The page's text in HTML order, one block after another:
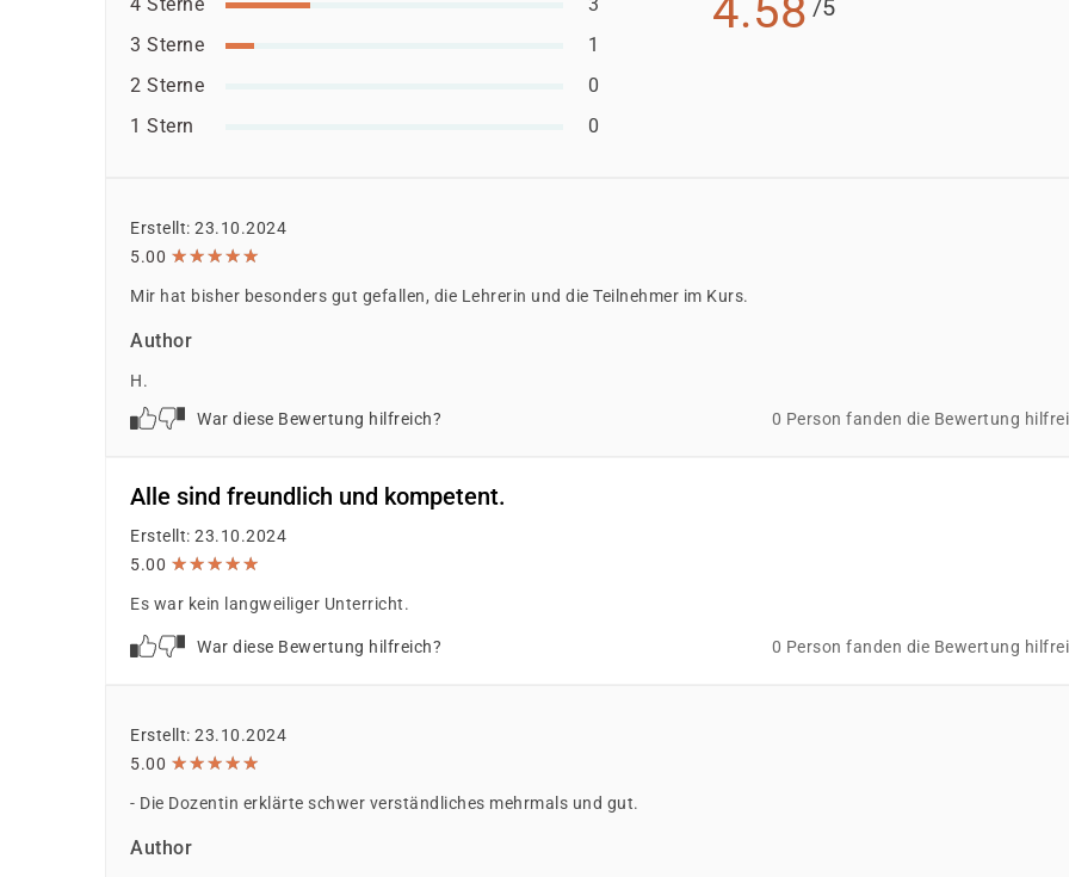
Ob eine Förderung oder Kostenübernahme möglich ist, entscheidet der jeweilige Kostenträger nach einer
3 Sterne
1
2 Sterne
0
1 Stern
0
4.58 /5
Erstellt: 23.10.2024
5.00 ★★★★★
★★★★★
Mir hat bisher besonders gut gefallen, die Lehrerin und die Teilnehmer im Kurs.
Author
H.
War diese Bewertung hilfreich?
0 Person fanden die Bewertung
Alle sind freundlich und kompetent.
Erstellt: 23.10.2024
5.00 ★★★★★
★★★★★
Es war kein langweiliger Unterricht.
War diese Bewertung hilfreich? 0 Person fanden die Bewertung
Erstellt: 23.10.2024
5.00 ★★★★★
★★★★★
- Die Dozentin erklärte schwer verständliches mehrmals und gut.
Author